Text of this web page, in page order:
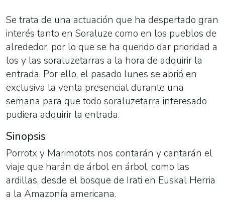
Se trata de una actuación que ha despertado gran
interés tanto en Soraluze como en los pueblos de
alrededor, por lo que se ha querido dar prioridad a
los y las soraluzetarras a la hora de adquirir la
entrada. Por ello, el pasado lunes se abrió en
exclusiva la venta presencial durante una
semana para que todo soraluzetarra interesado
pudiera adquirir la entrada.
Sinopsis
Porrotx y Marimotots nos contarán y cantarán el
viaje que harán de árbol en árbol, como las
ardillas, desde el bosque de Irati en Euskal Herria
a la Amazonía americana.